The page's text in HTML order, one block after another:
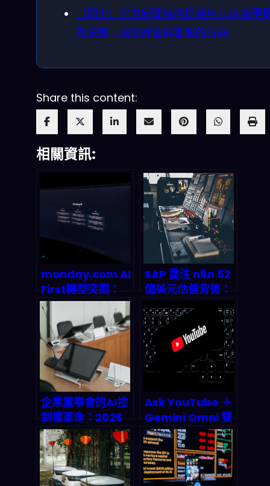
（同上）官方新聞稿內提到用 LLM 實現
效決策、風險評估與客服的方向
Share this content:
相關資訊:
monday.com AI
First轉型突圍：
SaaS龍頭如何靠
39.2億營收碾壓市
場預期？
SAP 重注 n8n 52
億美元估值背後：
AI 工作流編排如何
成為 2026 年被動
收入帝國的隱形地
基
企業董事會的AI控
制權革命：2026
決策治理完整指南
Ask YouTube ＋
Gemini Omni 雙
殺登場：對話式 AI
搜片與 Shorts 自
動產稿如何改寫
2026 影音經濟規